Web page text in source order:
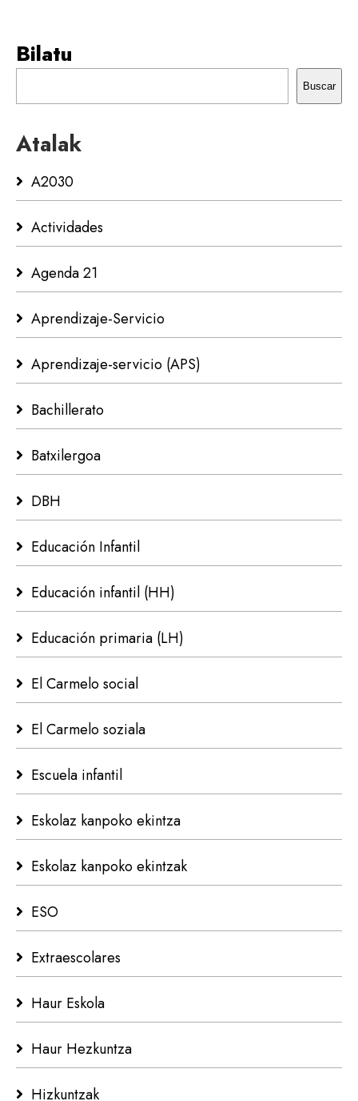
Bilatu
Buscar
Atalak
A2030
Actividades
Agenda 21
Aprendizaje-Servicio
Aprendizaje-servicio (APS)
Bachillerato
Batxilergoa
DBH
Educación Infantil
Educación infantil (HH)
Educación primaria (LH)
El Carmelo social
El Carmelo soziala
Escuela infantil
Eskolaz kanpoko ekintza
Eskolaz kanpoko ekintzak
ESO
Extraescolares
Haur Eskola
Haur Hezkuntza
Hizkuntzak